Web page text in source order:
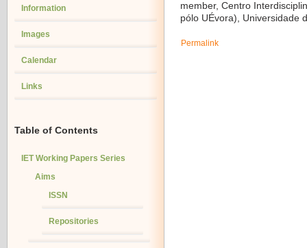
member, Centro
pólo UÉvora), Universidade
Permalink
Information
Images
Calendar
Links
Table of Contents
IET Working Papers Series
Aims
ISSN
Repositories